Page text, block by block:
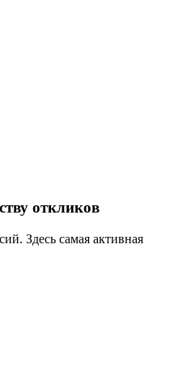
откликов
. Здесь самая активная